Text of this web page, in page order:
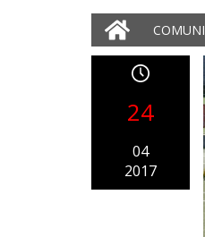
COMUNI
24
04
2017